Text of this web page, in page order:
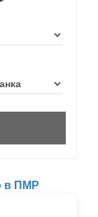
в ПМР